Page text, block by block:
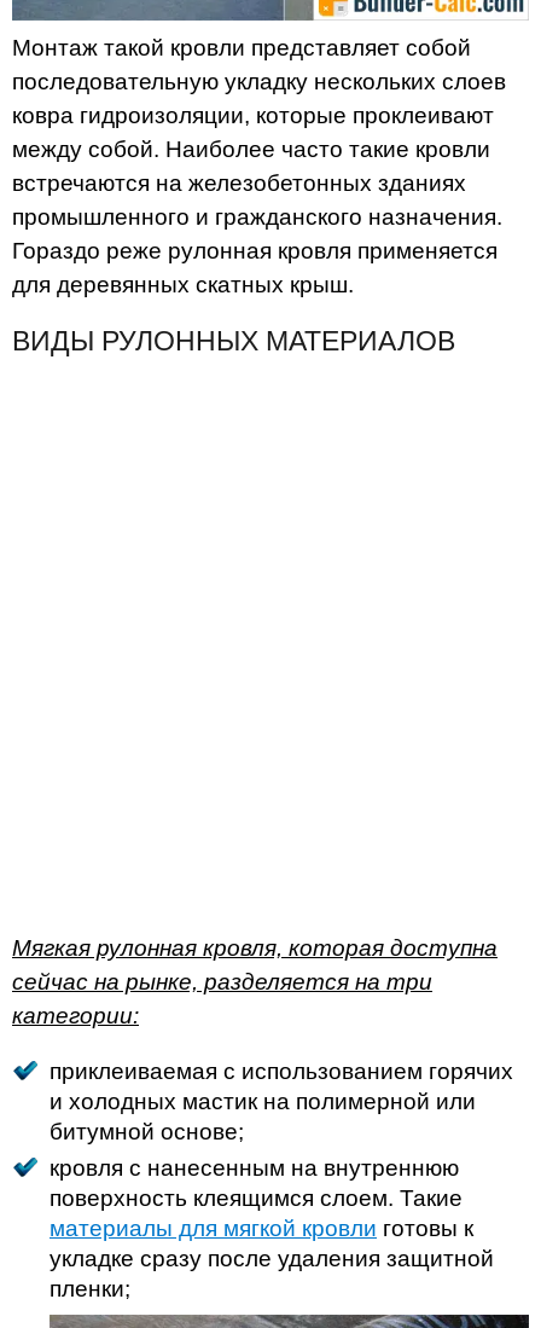
Монтаж такой кровли представляет собой
последовательную укладку нескольких слоев
ковра гидроизоляции, которые проклеивают
между собой. Наиболее часто такие кровли
встречаются на железобетонных зданиях
промышленного и гражданского назначения.
Гораздо реже рулонная кровля применяется
для деревянных скатных крыш.
ВИДЫ РУЛОННЫХ МАТЕРИАЛОВ
Мягкая рулонная кровля, которая доступна
сейчас на рынке, разделяется на три
категории:
приклеиваемая с использованием горячих
и холодных мастик на полимерной или
битумной основе;
кровля с нанесенным на внутреннюю
поверхность клеящимся слоем. Такие
материалы для мягкой кровли готовы к
укладке сразу после удаления защитной
пленки;